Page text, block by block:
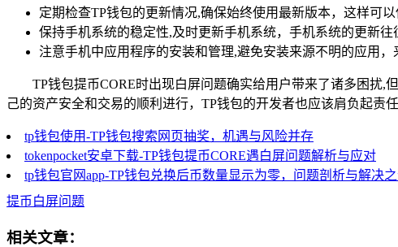
定期检查TP钱包的更新情况,确保始终使用最新版本，这样可
保持手机系统的稳定性,及时更新手机系统，手机系统的更新
注意手机中应用程序的安装和管理,避免安装来源不明的应用
TP钱包提币CORE时出现白屏问题确实给用户带来了诸多困扰
己的资产安全和交易的顺利进行，TP钱包的开发者也应该肩负起责
tp钱包使用-TP钱包搜索网页抽奖，机遇与风险并存
tokenpocket安卓下载-TP钱包提币CORE遇白屏问题解析与应对
tp钱包官网app-TP钱包兑换后币数量显示为零，问题剖析与解决
提币白屏问题
相关文章：